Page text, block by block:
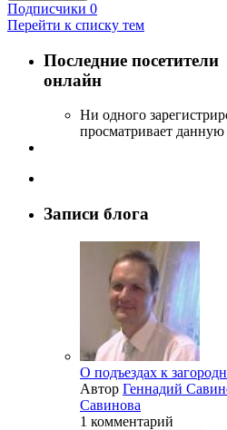
Подписчики 0
Перейти к списку тем
Последние посетители
онлайн
Ни одного
просматривает
Записи блога
О подъездах к
Автор Геннадий
Савинова
1 комментарий